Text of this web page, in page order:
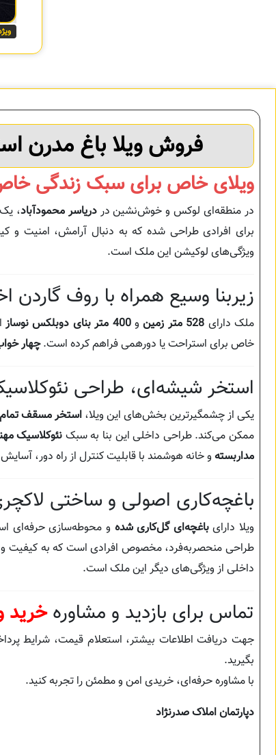
فروش ویلا باغ مدرن
ویلای خاص برای سبک زندگی
در منطقه‌ای لوکس و خوش‌نشین دردریاسر محمودآباد،
برای افرادی طراحی شده که به دنبال آرامش، امنیت و
ویژگی‌های لوکیشن این ملک است.
زیربنا وسیع همراه با روف
ملک دارای 528 متر زمین و400 متر بنای دوبلکس نوساز
خاص برای استراحت یا دورهمی فراهم کرده است.چهار
استخر شیشه‌ای، طراحی
یکی از چشمگیرترین بخش‌های این ویلا،استخر مسقف
ممکن می‌کند. طراحی داخلی این بنا به سبک نئوکلاسیک
مداربسته و خانه هوشمند با قابلیت کنترل از راه دور،
باغچه‌کاری اصولی و ساختی
ویلا دارایباغچه‌ای گل‌کاری شده و محوطه‌سازی حرفه‌ای
طراحی منحصر‌به‌فرد، مخصوص افرادی است که به کیفیت
داخلی از ویژگی‌های دیگر این ملک است.
تماس برای بازدید و مشاورهخرید
جهت دریافت اطلاعات بیشتر، استعلام قیمت، شرایط
بگیرید.
با مشاوره حرفه‌ای، خریدی امن و مطمئن را تجربه کنید.
دپارتمان املاک صدرنژاد